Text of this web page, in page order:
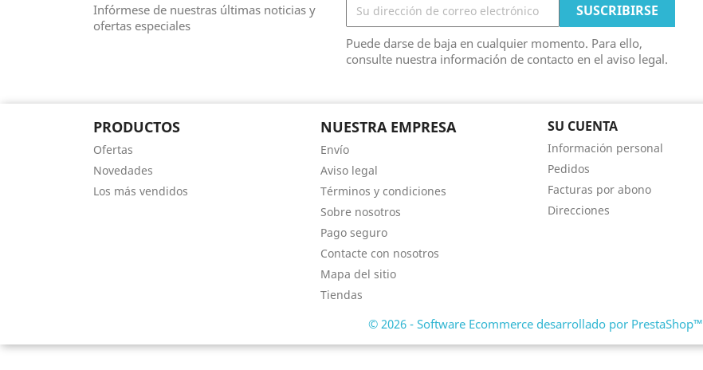
Infórmese de nuestras últimas noticias y
ofertas especiales
Puede darse de baja en cualquier momento. Para ello,
consulte nuestra información de contacto en el aviso legal.
PRODUCTOS
Ofertas
Novedades
Los más vendidos
NUESTRA EMPRESA
Envío
Aviso legal
Términos y condiciones
Sobre nosotros
Pago seguro
Contacte con nosotros
Mapa del sitio
Tiendas
SU CUENTA
Información personal
Pedidos
Facturas por abono
Direcciones
© 2026 - Software Ecommerce desarrollado por PrestaShop™